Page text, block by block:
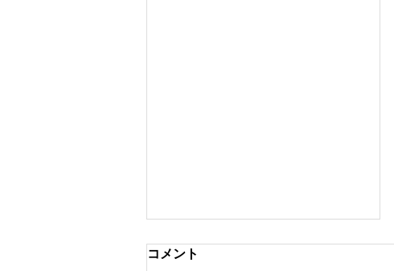
コメント